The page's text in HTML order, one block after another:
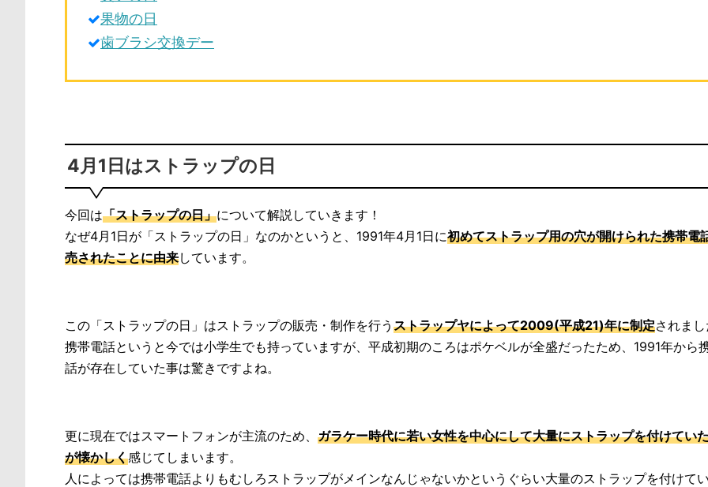
果物の日
歯ブラシ交換デー
4月1日はストラップの日
今回は「ストラップの日」について解説していきます！
なぜ4月1日が「ストラップの日」なのかというと、1991年4月1日に初めてストラップ用の穴が開けられた携帯電
売されたことに由来しています。
この「ストラップの日」はストラップの販売・制作を行う ストラップヤによって2009(平成21)年に制定されま
携帯電話というと今では小学生でも持っていますが、平成初期のころはポケベルが全盛だったため、1991年から
話が存在していた事は驚きですよね。
更に現在ではスマートフォンが主流のため、 ガラケー時代に若い女性を中心にして大量にストラップを付けてい
が懐かしく感じてしまいます。
人によっては携帯電話よりもむしろストラップがメインなんじゃないかというぐらい大量のストラップを付けて